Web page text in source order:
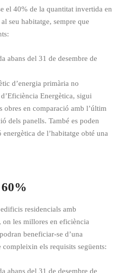
el 40% de la quantitat invertida en
seu habitatge, sempre que
abans del 31 de desembre de
d’energia primària no
Energètica, sigui
obres en comparació amb l’últim
dels panells. També es poden
de l’habitatge obté una
residencials amb
on les millores en eficiència
beneficiar-se d’una
els requisits següents:
abans del 31 de desembre de